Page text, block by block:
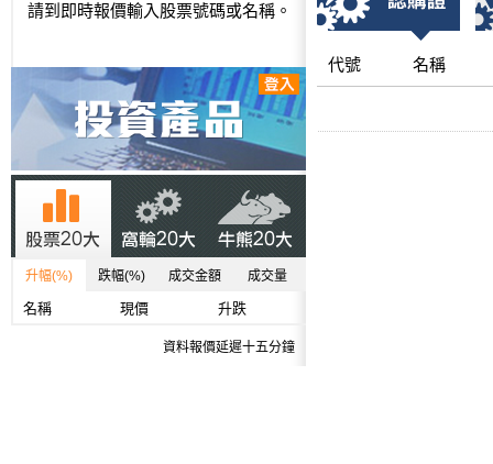
請到即時報價輸入股票號碼或名稱。
升幅(%) 跌幅(%) 成交金額 成交量
名稱 現價 升跌
資料報價延遲十五分鐘
代號 名稱